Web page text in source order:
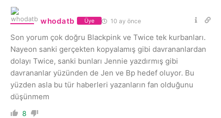
whodatb Üye 10 ay önce
Son yorum çok doğru Blackpink ve Twice tek kurbanları.
Nayeon sanki gerçekten kopyalamış gibi davrananlardan
dolayı Twice, sanki bunları Jennie yazdırmış gibi
davrananlar yüzünden de Jen ve Bp hedef oluyor. Bu
yüzden asla bu tür haberleri yazanların fan olduğunu
düşünmem
8